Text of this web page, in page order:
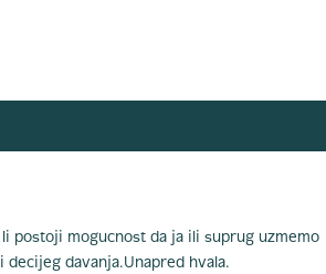
postoji mogucnost da ja ili suprug uzmemo
davanja.Unapred hvala.